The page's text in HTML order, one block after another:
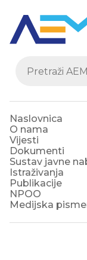
Naslovnica
O nama
Vijesti
Dokumenti
Sustav javne
Istraživanja
Publikacije
NPOO
Medijska